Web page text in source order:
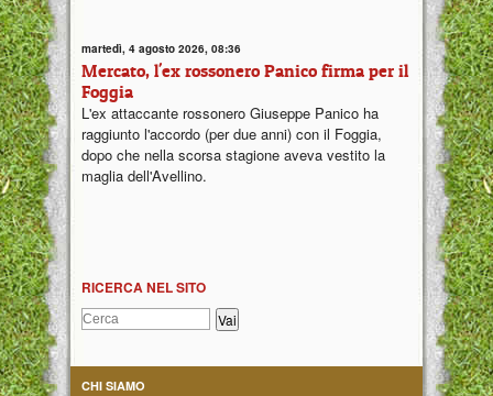
martedì, 4 agosto 2026, 08:36
Mercato, l'ex rossonero Panico firma per il
Foggia
L'ex attaccante rossonero Giuseppe Panico ha
raggiunto l'accordo (per due anni) con il Foggia,
dopo che nella scorsa stagione aveva vestito la
maglia dell'Avellino.
RICERCA NEL SITO
CHI SIAMO